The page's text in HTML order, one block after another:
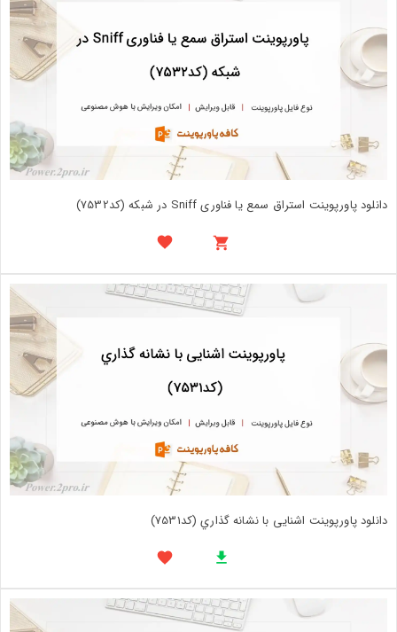
دانلود پاورپوینت استراق سمع یا فناوری Sniff در شبکه (کد7532)
دانلود پاورپوینت اشنایی با نشانه گذاري (کد7531)